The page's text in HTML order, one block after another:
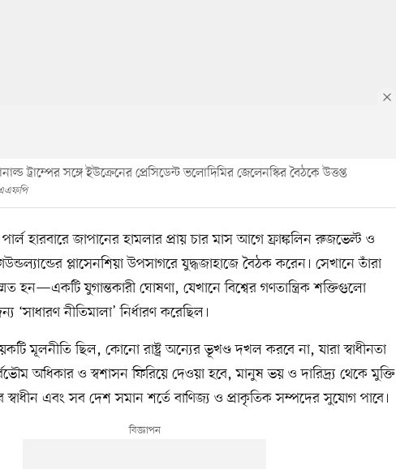
ট্রাম্পের সঙ্গে ইউক্রেনের প্রেসিডেন্ট ভলোদিমির জেলেনস্কির বৈঠকে উত্তপ্ত
হারবারে জাপানের হামলার প্রায় চার মাস আগে ফ্রাঙ্কলিন রুজভেল্ট ও
প্লাসেনশিয়া উপসাগরে যুদ্ধজাহাজে বৈঠক করেন। সেখানে তাঁরা
হন—একটি যুগান্তকারী ঘোষণা, যেখানে বিশ্বের গণতান্ত্রিক শক্তিগুলো
‘সাধারণ নীতিমালা’ নির্ধারণ করেছিল।
মূলনীতি ছিল, কোনো রাষ্ট্র অন্যের ভূখণ্ড দখল করবে না, যারা স্বাধীনতা
অধিকার ও স্বশাসন ফিরিয়ে দেওয়া হবে, মানুষ ভয় ও দারিদ্র্য থেকে মুক্তি
স্বাধীন এবং সব দেশ সমান শর্তে বাণিজ্য ও প্রাকৃতিক সম্পদের সুযোগ পাবে।